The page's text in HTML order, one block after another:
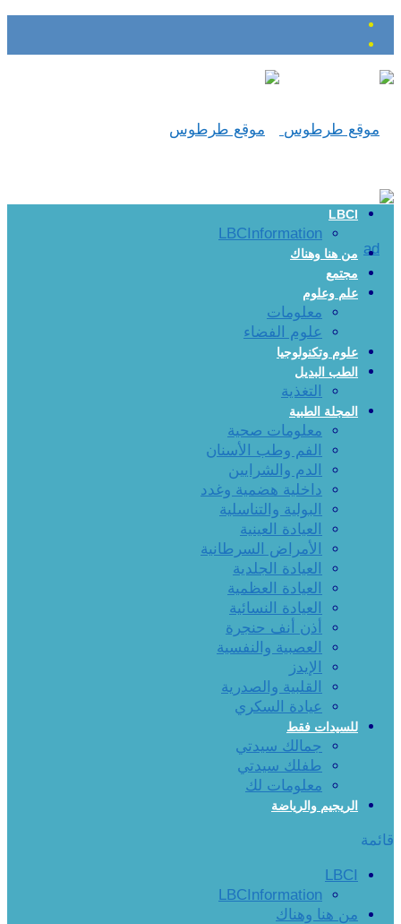
LBCI
LBCInformation
من هنا وهناك
مجتمع
علم وعلوم
معلومات
علوم الفضاء
علوم وتكنولوجيا
الطب البديل
التغذية
المجلة الطبية
معلومات صحية
الفم وطب الأسنان
الدم والشرايين
داخلية هضمية وغدد
البولية والتناسلية
العيادة العينية
الأمراض السرطانية
العيادة الجلدية
العيادة العظمية
العيادة النسائية
أذن أنف حنجرة
العصبية والنفسية
الإيدز
القلبية والصدرية
عيادة السكري
للسيدات فقط
جمالك سيدتي
طفلك سيدتي
معلومات لك
الريجيم والرياضة
قائمة
LBCI
LBCInformation
من هنا وهناك